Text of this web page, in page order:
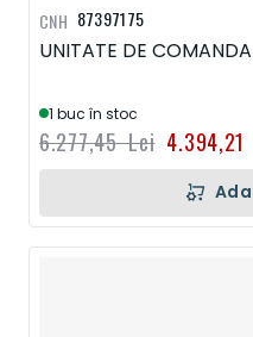
87397175
UNITATE DE
1 buc în stoc
6.277,45 Lei
CNH